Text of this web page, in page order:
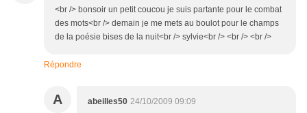
<br /> bonsoir un petit coucou je suis partante pour le combat
des mots<br /> demain je me mets au boulot pour le champs
de la poésie bises de la nuit<br /> sylvie<br /> <br /> <br />
Répondre
A abeilles50 24/10/2009 09:09